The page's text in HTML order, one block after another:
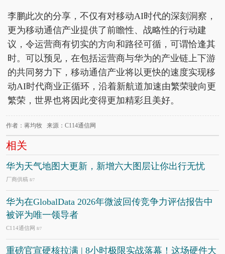
李鹏此次的分享，不仅有对移动AI时代的深刻洞察，
更为移动通信产业提供了前瞻性、战略性的行动建
议，令运营商有切实的方向和路径可循，可谓恰逢其
时。可以预见，在包括运营商与华为的产业链上下游
的共同努力下，移动通信产业将以更快的速度实现移
动AI时代商业正循环，沿着新航道加速由繁荣驶向更
繁荣，世界也将因此变得更加精彩且美好。
作者：蒋均牧 来源：C114通信网
相关
华为天气地图大更新，新增六大图层让你出行无忧
厂商供稿 8/7
华为在GlobalData 2026年微波回传竞争力评估报告中
被评为唯一领导者
C114通信网 8/7
重磅官宣硬核拉满 | 8小时极限实战落幕！这场硬件大